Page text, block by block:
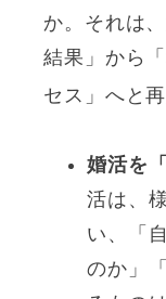
か。それは
結果」から
セス」へと
婚活を
活は、
い、「
のか」